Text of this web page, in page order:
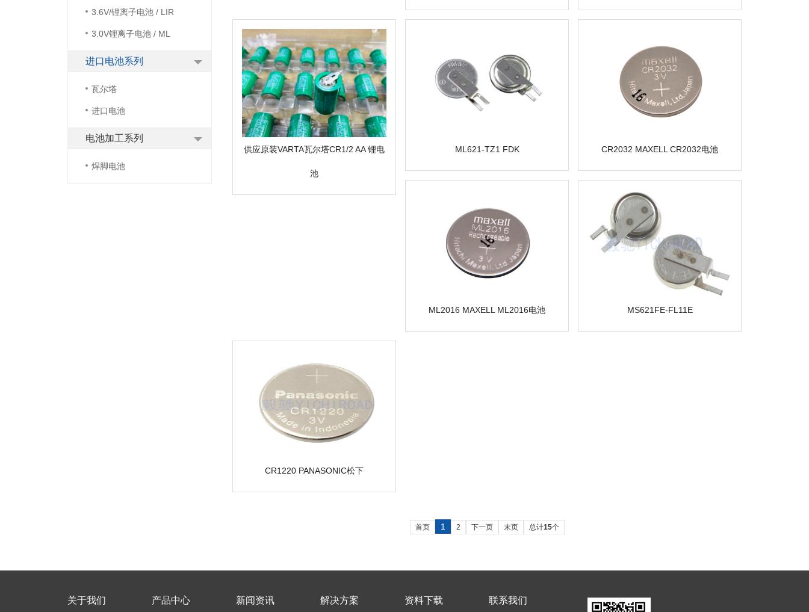
3.6V/锂离子电池 / LIR
3.0V锂离子电池 / ML
进口电池系列
瓦尔塔
进口电池
电池加工系列
焊脚电池
供应原装VARTA瓦尔塔CR1/2 AA 锂电
池
ML621-TZ1 FDK CR2032 MAXELL CR2032电池
ML2016 MAXELL ML2016电池 MS621FE-FL11E
CR1220 PANASONIC松下
首页 1 2 下一页 末页 总计15个
关于我们 产品中心 新闻资讯 解决方案 资料下载 联系我们